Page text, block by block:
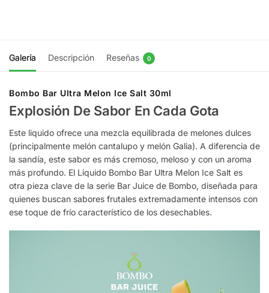
Galería Descripción Reseñas 0
Bombo Bar Ultra Melon Ice Salt 30ml
Explosión De Sabor En Cada Gota
Este liquido ofrece una mezcla equilibrada de melones dulces
(principalmente melón cantalupo y melón Galia). A diferencia de
la sandía, este sabor es más cremoso, meloso y con un aroma
más profundo. El Liquido Bombo Bar Ultra Melon Ice Salt es
otra pieza clave de la serie Bar Juice de Bombo, diseñada para
quienes buscan sabores frutales extremadamente intensos con
ese toque de frío característico de los desechables.